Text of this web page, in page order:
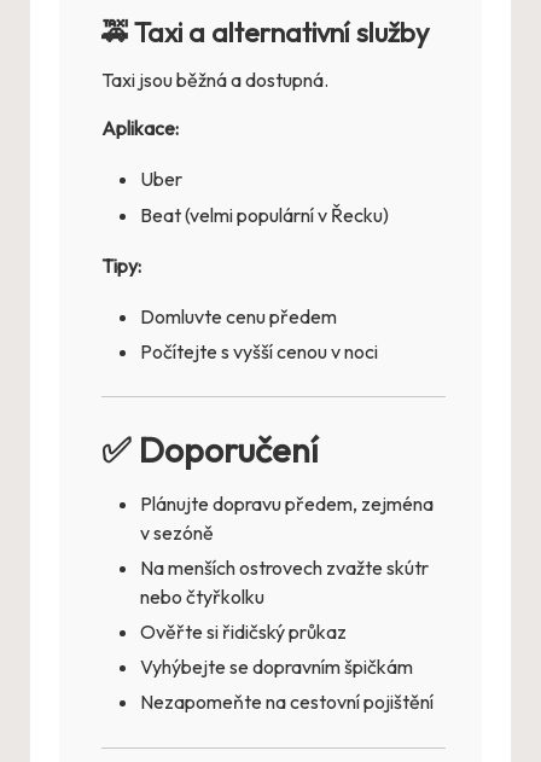
🚕 Taxi a alternativní služby
Taxi jsou běžná a dostupná.
Aplikace:
Uber
Beat (velmi populární v Řecku)
Tipy:
Domluvte cenu předem
Počítejte s vyšší cenou v noci
✅ Doporučení
Plánujte dopravu předem, zejména
v sezóně
Na menších ostrovech zvažte skútr
nebo čtyřkolku
Ověřte si řidičský průkaz
Vyhýbejte se dopravním špičkám
Nezapomeňte na cestovní pojištění